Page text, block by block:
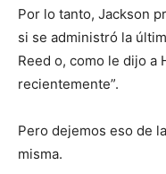
Por lo tanto, Jackson
si se administró la
Reed o, como le dijo a
recientemente”.
Pero dejemos eso de
misma.